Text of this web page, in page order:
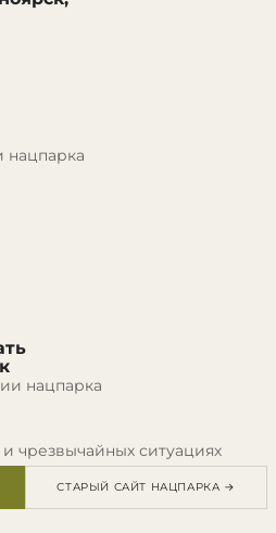
нацпарка
чрезвычайных ситуациях
СТАРЫЙ САЙТ НАЦПАРКА →